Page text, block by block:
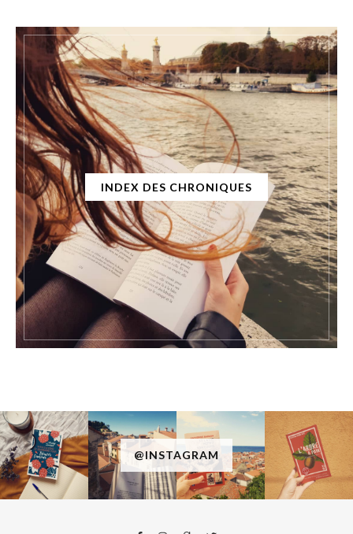
INDEX DES CHRONIQUES
@INSTAGRAM